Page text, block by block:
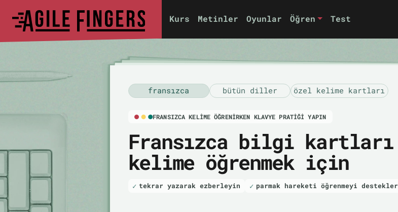
Kurs Metinler Oyunlar Öğren Test
fransızca bütün diller özel kelime kartları
FRANSIZCA KELIME ÖĞRENIRKEN KLAVYE PRATIĞI YAPIN
Fransızca bilgi kartları
kelime öğrenmek için
tekrar yazarak ezberleyin parmak hareketi öğrenmeyi destekler